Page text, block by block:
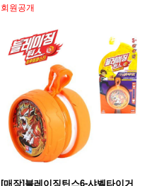
회원공개
[매장]블레이징틴스6-샤벨타이거